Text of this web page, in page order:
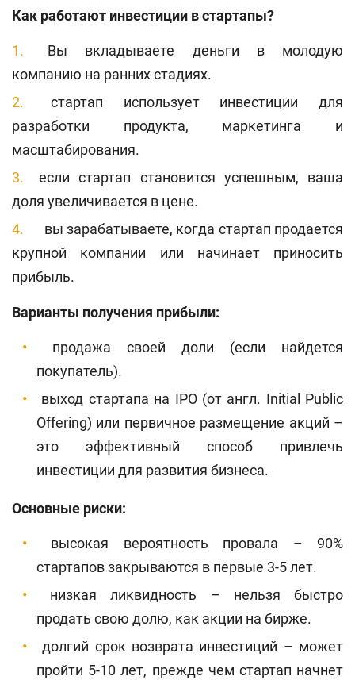
Как работают инвестиции в стартапы?
Вы вкладываете деньги в молодую
компанию на ранних стадиях.
стартап использует инвестиции для
разработки продукта, маркетинга и
масштабирования.
если стартап становится успешным, ваша
доля увеличивается в цене.
вы зарабатываете, когда стартап продается
крупной компании или начинает приносить
прибыль.
Варианты получения прибыли:
продажа своей доли (если найдется
покупатель).
выход стартапа на IPO (от англ. Initial Public
Offering) или первичное размещение акций –
это эффективный способ привлечь
инвестиции для развития бизнеса.
Основные риски:
высокая вероятность провала – 90%
стартапов закрываются в первые 3-5 лет.
низкая ликвидность – нельзя быстро
продать свою долю, как акции на бирже.
долгий срок возврата инвестиций – может
пройти 5-10 лет, прежде чем стартап начнет